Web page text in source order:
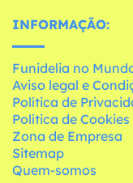
INFORMAÇÃO:
Funidelia no
Aviso legal e
Política de
Política de Cookies
Zona de Empresa
Sitemap
Quem-somos